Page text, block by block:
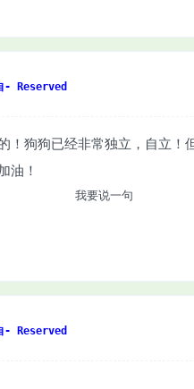
- Reserved
！狗狗已经非常独立，自立
油！
我要说一句
- Reserved